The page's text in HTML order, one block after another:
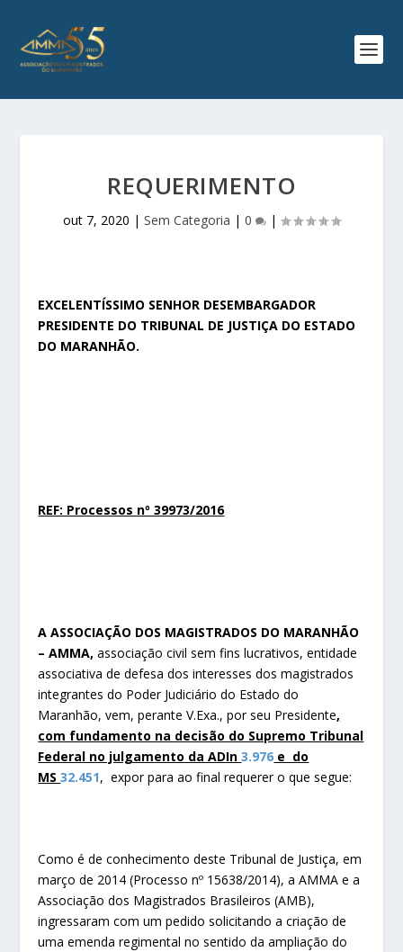
REQUERIMENTO
out 7, 2020 | Sem Categoria | 0 |
EXCELENTÍSSIMO SENHOR DESEMBARGADOR
PRESIDENTE DO TRIBUNAL DE JUSTIÇA DO ESTADO
DO MARANHÃO.
REF: Processos nº 39973/2016
A ASSOCIAÇÃO DOS MAGISTRADOS DO MARANHÃO
– AMMA,associação civil sem fins lucrativos, entidade
associativa de defesa dos interesses dos magistrados
integrantes do Poder Judiciário do Estado do
Maranhão, vem, perante V.Exa., por seu Presidente,
com fundamento na decisão do Supremo Tribunal
Federal no julgamento da ADIn3.976 e do
MS32.451, expor para ao final requerer o que segue:
Como é de conhecimento deste Tribunal de Justiça, em
março de 2014 (Processo nº 15638/2014), a AMMA e a
Associação dos Magistrados Brasileiros (AMB),
ingressaram com um pedido solicitando a criação de
uma emenda regimental no sentido da ampliação do